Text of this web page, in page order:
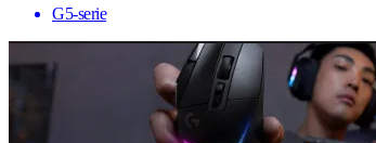
G5-serie